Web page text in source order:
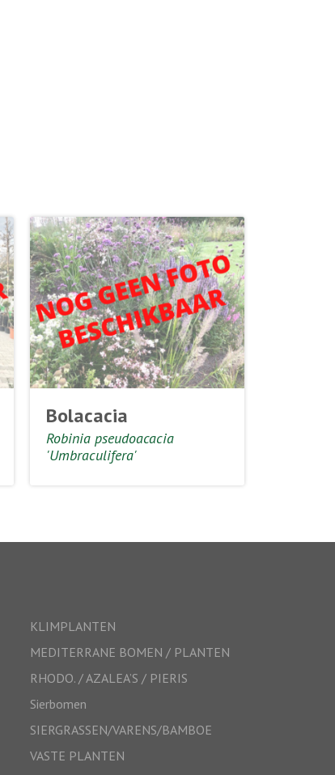
Bolacacia
Robinia pseudoacacia
'Umbraculifera'
KLIMPLANTEN
MEDITERRANE BOMEN / PLANTEN
RHODO. / AZALEA’S / PIERIS
Sierbomen
SIERGRASSEN/VARENS/BAMBOE
VASTE PLANTEN